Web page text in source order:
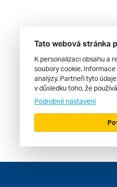
Tato webová stránka
K personalizaci obsahu a
soubory cookie. Informace
analýzy. Partneři tyto
v důsledku toho, že
Podrobné nastavení